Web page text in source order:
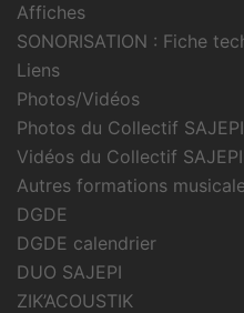
Affiches
SONORISATION : Fiche
Liens
Photos/Vidéos
Photos du Collectif SAJEPI
Vidéos du Collectif SAJEPI
Autres formations
DGDE
DGDE calendrier
DUO SAJEPI
ZIK’ACOUSTIK